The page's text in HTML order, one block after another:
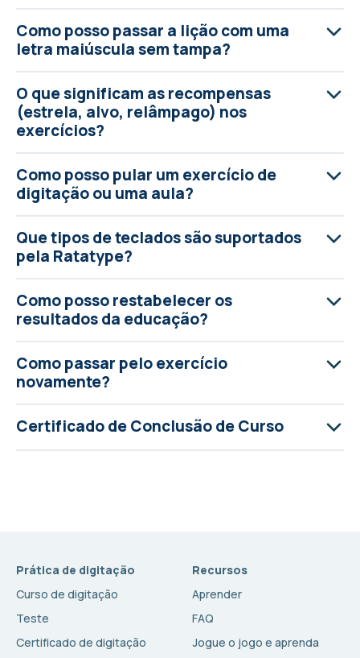
Como posso passar a lição com uma
letra maiúscula sem tampa?
O que significam as recompensas
(estrela, alvo, relâmpago) nos
exercícios?
Como posso pular um exercício de
digitação ou uma aula?
Que tipos de teclados são suportados
pela Ratatype?
Como posso restabelecer os
resultados da educação?
Como passar pelo exercício
novamente?
Certificado de Conclusão de Curso
Prática de digitação
Curso de digitação
Teste
Certificado de digitação
Recursos
Aprender
FAQ
Jogue o jogo e aprenda